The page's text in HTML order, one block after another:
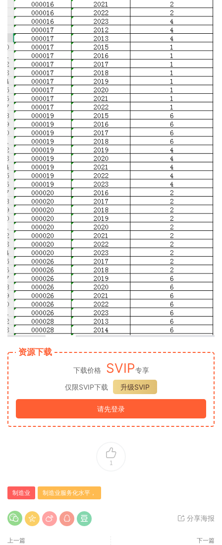
资源下载
下载价格 SVIP专享
仅限SVIP下载
升级SVIP
请先登录
1
制造业 制造业服务化水平，
分享海报
上一篇 下一篇